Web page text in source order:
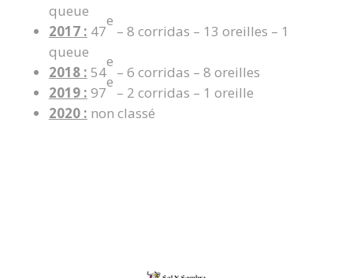
queue
2017 : 47
e
– 8 corridas – 13 oreilles – 1
queue
2018 : 54
e
– 6 corridas – 8 oreilles
2019 : 97
e
– 2 corridas – 1 oreille
2020 : non classé